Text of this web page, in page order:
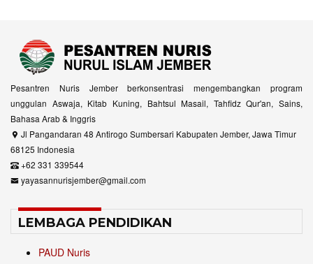
Pesantren Nuris Jember berkonsentrasi mengembangkan program
unggulan Aswaja, Kitab Kuning, Bahtsul Masail, Tahfidz Qur'an, Sains,
Bahasa Arab & Inggris
Jl Pangandaran 48 Antirogo Sumbersari Kabupaten Jember, Jawa Timur
68125 Indonesia
+62 331 339544
yayasannurisjember@gmail.com
LEMBAGA PENDIDIKAN
PAUD Nuris